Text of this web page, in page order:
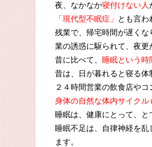
夜、なかなか寝付けない人
「現代型不眠症」
とも言わ
残業で、帰宅時間が遅く
業の誘惑に駆られて、夜更
昔に比べて、 睡眠という時
昔は、日が暮れると寝る体
２４時間営業の飲食店や
身体の自然な体内サイクル
睡眠は、健康にとって、と
睡眠不足は、自律神経を
ます。